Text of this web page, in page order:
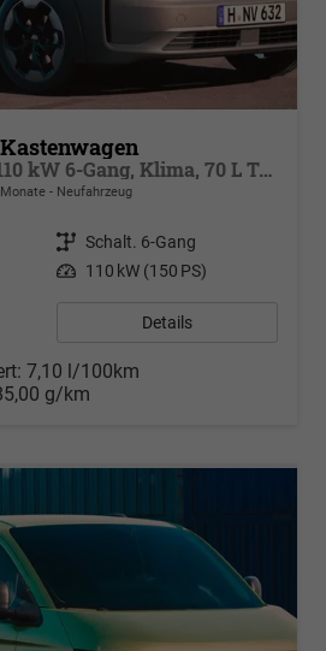
kurz 2.0 TDI SCR 110 kW 6-Gang, Klima, 70 L Tank, Außenspiegel elektrisch klappbar, Fahrerassistenzpaket
Neufahrzeug
Getriebe Schalt. 6-Gang
Leistung 110 kW (150 PS)
Details
7,10 l/100km
g/km